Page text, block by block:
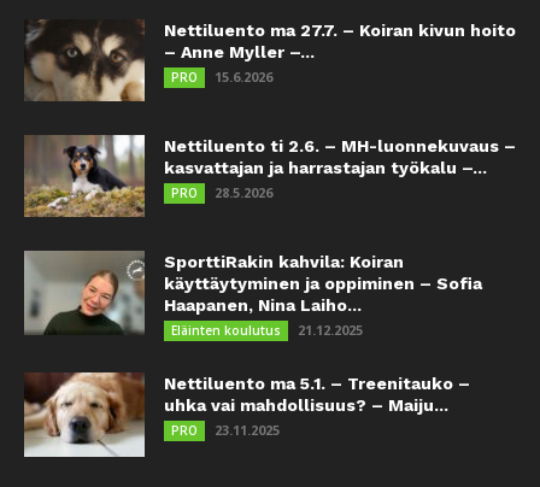
Nettiluento ma 27.7. – Koiran kivun hoito
– Anne Myller –...
PRO 15.6.2026
Nettiluento ti 2.6. – MH-luonnekuvaus –
kasvattajan ja harrastajan työkalu –...
PRO 28.5.2026
SporttiRakin kahvila: Koiran
käyttäytyminen ja oppiminen – Sofia
Haapanen, Nina Laiho...
Eläinten koulutus 21.12.2025
Nettiluento ma 5.1. – Treenitauko –
uhka vai mahdollisuus? – Maiju...
PRO 23.11.2025